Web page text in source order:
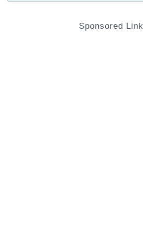
Sponsored Link